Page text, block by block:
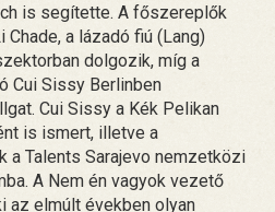
is segítette. A főszereplők
a lázadó fiú (Lang)
dolgozik, míg a
Cui Sissy Berlinben
Cui Sissy a Kék Pelikan
is ismert, illetve a
a Talents Sarajevo nemzetközi
A Nem én vagyok vezető
az elmúlt években olyan